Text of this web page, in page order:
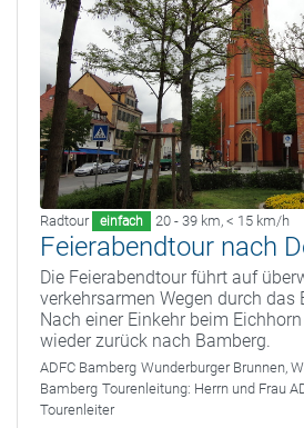
Radtour einfach 20 - 39 km, < 15 km/h
Feierabendtour nach
Die Feierabendtour führt auf
verkehrsarmen Wegen durch das
Nach einer Einkehr beim
wieder zurück nach Bamberg.
ADFC Bamberg Wunderburger Brunnen,
Bamberg Tourenleitung: Herrn und Frau
Tourenleiter